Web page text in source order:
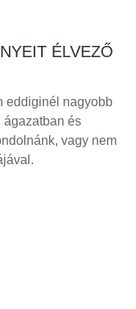
ÉLVEZŐ
eddiginél nagyobb
ágazatban és
vagy nem